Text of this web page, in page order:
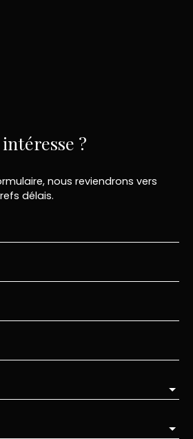
?
nous reviendrons vers
délais.